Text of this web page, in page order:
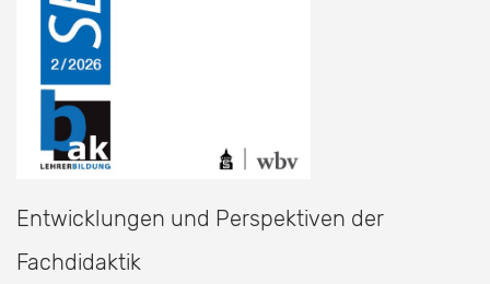
Entwicklungen und Perspektiven der
Fachdidaktik